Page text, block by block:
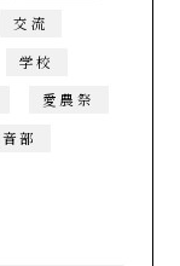
交流
学校
愛農祭
部